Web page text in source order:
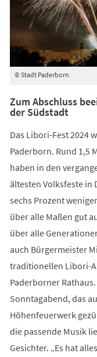
© Stadt Paderborn
Zum Abschluss
der Südstadt
Das Libori-Fest 2024
Paderborn. Rund 1,5
haben in den
ältesten Volksfeste in
sechs Prozent
über alle Maßen gut
über alle
auch Bürgermeister
traditionellen Libori-
Paderborner
Sonntagabend, das
Höhenfeuerwerk
die passende Musik
Gesichter. „Es hat